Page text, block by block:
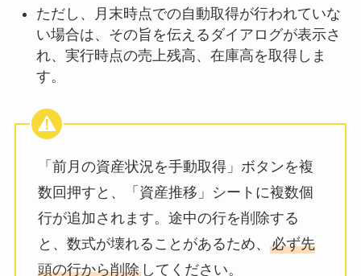
ただし、月末時点での自動取得が行われていな
い場合は、その旨を伝えるダイアログが表示さ
れ、実行時点の売上残高、在庫高を取得しま
す。
「前月の資産状況を手動取得」ボタンを複
数回押すと、「資産推移」シートに複数個
行が追加されます。途中の行を削除する
と、数式が壊れることがあるため、 必ず先
頭の行から削除してください。